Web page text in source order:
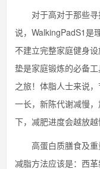
对于高对于那些寻
说，WalkingPadS1是
不建立完整家庭健身
垫是家庭锻炼的必备
之旅！体脂人士来说
一长，新陈代谢减慢
下，减肥进度会越放越
高蛋白质膳食及重
减脂方法应该是：西